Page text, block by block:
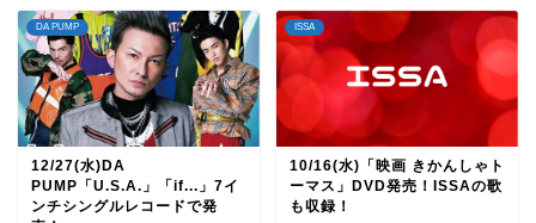
DA PUMP
12/27(水)DA
PUMP「U.S.A.」「if...」7イ
ンチシングルレコードで発
ISSA
10/16(水)「映画 きかんしゃト
ーマス」DVD発売！ISSAの歌
も収録！